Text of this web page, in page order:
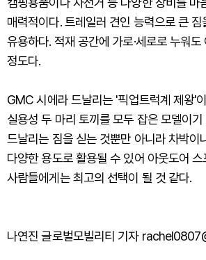
매력적이다. 트레일러 견인 능력으로 큰
유용하다. 적재 공간에 가로·세로로 누워
정도다.
GMC 시에라 드날리는 '픽업트럭계 제왕'
실용성 두 마리 토끼를 모두 잡은 모델이
드날리는 짐을 싣는 것뿐만 아니라 차박이
다양한 용도로 활용될 수 있어 아웃도어
사람들에게는 최고의 선택이 될 것 같다.
나연진 글로벌모빌리티 기자